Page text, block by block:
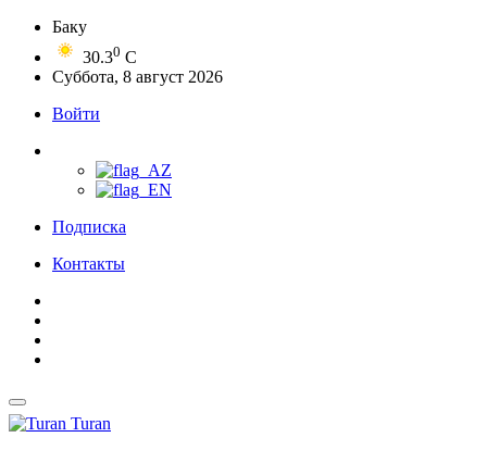
Баку
30.30 C
Суббота, 8 август 2026
Войти
Подписка
Контакты
Turan